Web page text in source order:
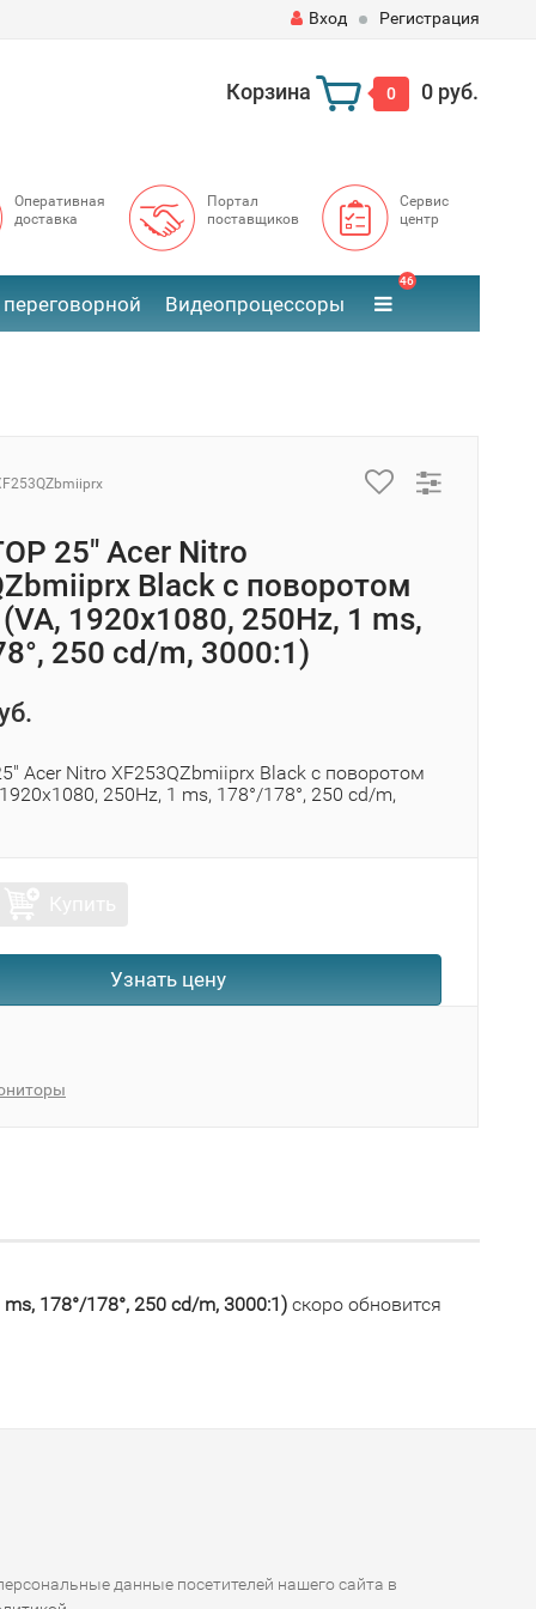
Вход Регистрация
Корзина 0 0 руб.
Оперативная
доставка
Портал
поставщиков
Сервис
центр
Видеопроцессоры
46
25" Acer Nitro
Black с поворотом
1920x1080, 250Hz, 1 ms,
250 cd/m, 3000:1)
Acer Nitro XF253QZbmiiprx Black с поворотом
250Hz, 1 ms, 178°/178°, 250 cd/m,
Узнать цену
178°/178°, 250 cd/m, 3000:1) скоро обновится
данные посетителей нашего сайта в